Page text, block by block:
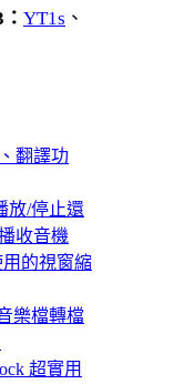
YT1s 、
翻譯功
放/停止還
收音機
用的視窗縮
樂檔轉檔
超實用